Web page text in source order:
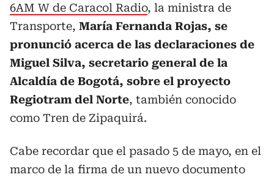
6AM W de Caracol Radio, la ministra de
Transporte, María Fernanda Rojas, se
pronunció acerca de las declaraciones de
Miguel Silva, secretario general de la
Alcaldía de Bogotá, sobre el proyecto
Regiotram del Norte, también conocido
como Tren de Zipaquirá.
Cabe recordar que el pasado 5 de mayo, en el
marco de la firma de un nuevo documento